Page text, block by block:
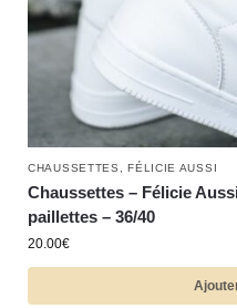
CHAUSSETTES ,FÉLICIE AUSSI
Chaussettes – Félicie
paillettes – 36/40
20.00€